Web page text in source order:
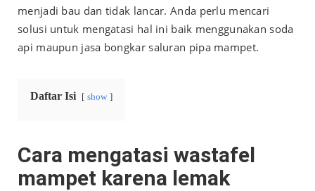
menjadi bau dan tidak lancar. Anda perlu mencari
solusi untuk mengatasi hal ini baik menggunakan soda
api maupun jasa bongkar saluran pipa mampet.
Daftar Isi show
Cara mengatasi wastafel
mampet karena lemak